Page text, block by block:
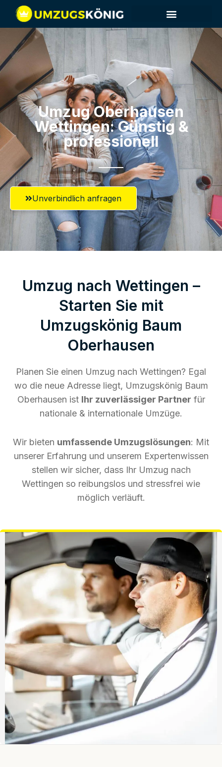
Umzug Oberhausen​
Wettingen: Günstig &
professionell​
Unverbindlich anfragen
Umzug nach Wettingen –
Starten Sie mit
Umzugskönig Baum
Oberhausen
Planen Sie einen Umzug nach Wettingen? Egal
wo die neue Adresse liegt, Umzugskönig Baum
Oberhausen ist Ihr zuverlässiger Partner für
nationale & internationale Umzüge.
Wir bieten umfassende Umzugslösungen: Mit
unserer Erfahrung und unserem Expertenwissen
stellen wir sicher, dass Ihr Umzug nach
Wettingen so reibungslos und stressfrei wie
möglich verläuft.